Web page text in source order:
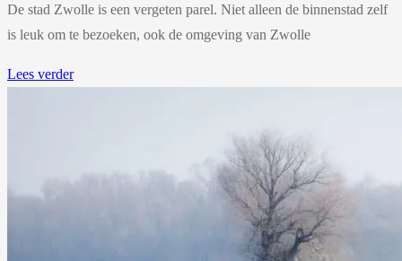
De stad Zwolle is een vergeten parel. Niet alleen de binnenstad zelf
is leuk om te bezoeken, ook de omgeving van Zwolle
Lees verder